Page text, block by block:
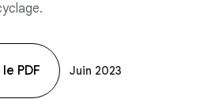
PDF Juin 2023